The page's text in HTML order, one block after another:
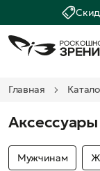
Главная
Аксессуары
Мужчинам